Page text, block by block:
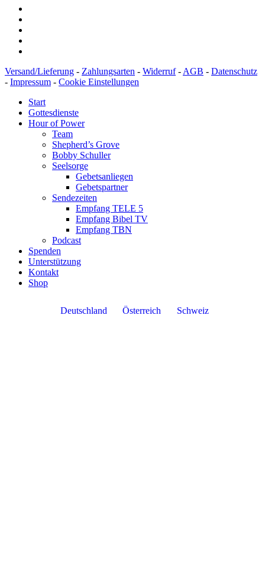
Versand/Lieferung - Zahlungsarten - Widerruf- AGB - Datenschutz
- Impressum - Cookie Einstellungen
Start
Gottesdienste
Hour of Power
Team
Shepherd’s Grove
Bobby Schuller
Seelsorge
Gebetsanliegen
Gebetspartner
Sendezeiten
Empfang TELE 5
Empfang Bibel TV
Empfang TBN
Podcast
Spenden
Unterstützung
Kontakt
Shop
Deutschland Österreich Schweiz